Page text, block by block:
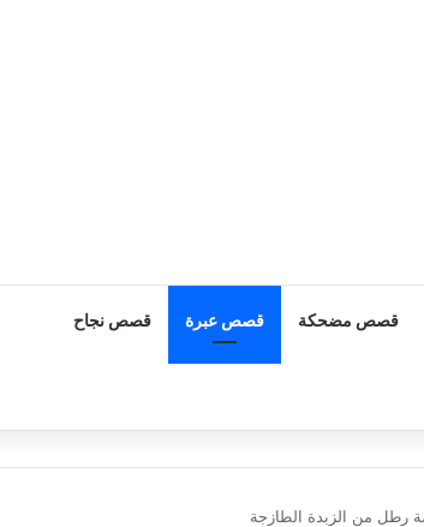
قصص مضحكة قصص عبرة قصص نجاح
رطل من الزبدة الطازجة